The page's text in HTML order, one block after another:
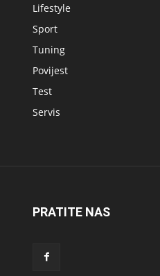
Lifestyle
Sport
Tuning
Povijest
Test
Servis
PRATITE NAS